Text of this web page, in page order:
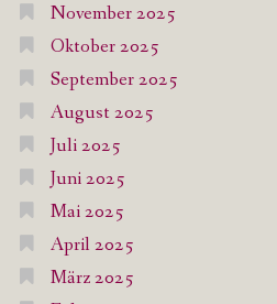
November 2025
Oktober 2025
September 2025
August 2025
Juli 2025
Juni 2025
Mai 2025
April 2025
März 2025